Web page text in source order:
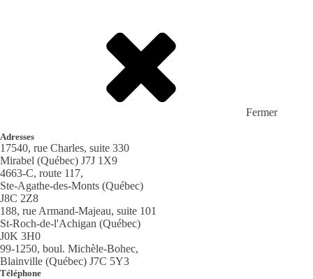
Fermer
Adresses
17540, rue Charles, suite 330
Mirabel (Québec) J7J 1X9
4663-C, route 117,
Ste-Agathe-des-Monts (Québec)
J8C 2Z8
188, rue Armand-Majeau, suite 101
St-Roch-de-l'Achigan (Québec)
J0K 3H0
99-1250, boul. Michèle-Bohec,
Blainville (Québec) J7C 5Y3
Téléphone